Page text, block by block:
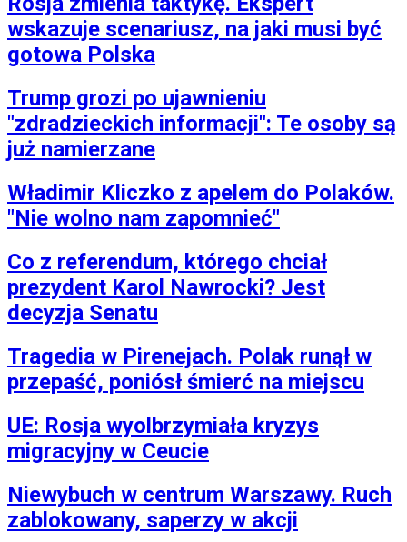
wskazuje scenariusz, na jaki musi być
gotowa Polska
Trump grozi po ujawnieniu
"zdradzieckich informacji": Te osoby są
już namierzane
Władimir Kliczko z apelem do Polaków.
"Nie wolno nam zapomnieć"
Co z referendum, którego chciał
prezydent Karol Nawrocki? Jest
decyzja Senatu
Tragedia w Pirenejach. Polak runął w
przepaść, poniósł śmierć na miejscu
UE: Rosja wyolbrzymiała kryzys
migracyjny w Ceucie
Niewybuch w centrum Warszawy. Ruch
zablokowany, saperzy w akcji